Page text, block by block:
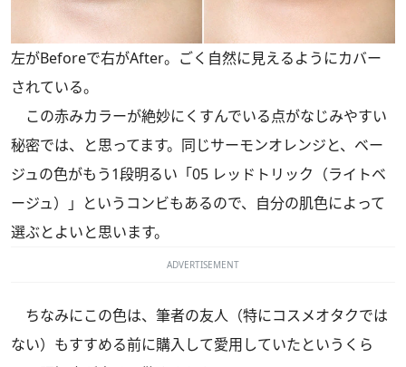
左がBeforeで右がAfter。ごく自然に見えるようにカバー
されている。
この赤みカラーが絶妙にくすんでいる点がなじみやすい
秘密では、と思ってます。同じサーモンオレンジと、ベー
ジュの色がもう1段明るい「05 レッドトリック（ライトベ
ージュ）」というコンビもあるので、自分の肌色によって
選ぶとよいと思います。
ADVERTISEMENT
ちなみにこの色は、筆者の友人（特にコスメオタクでは
ない）もすすめる前に購入して愛用していたというくら